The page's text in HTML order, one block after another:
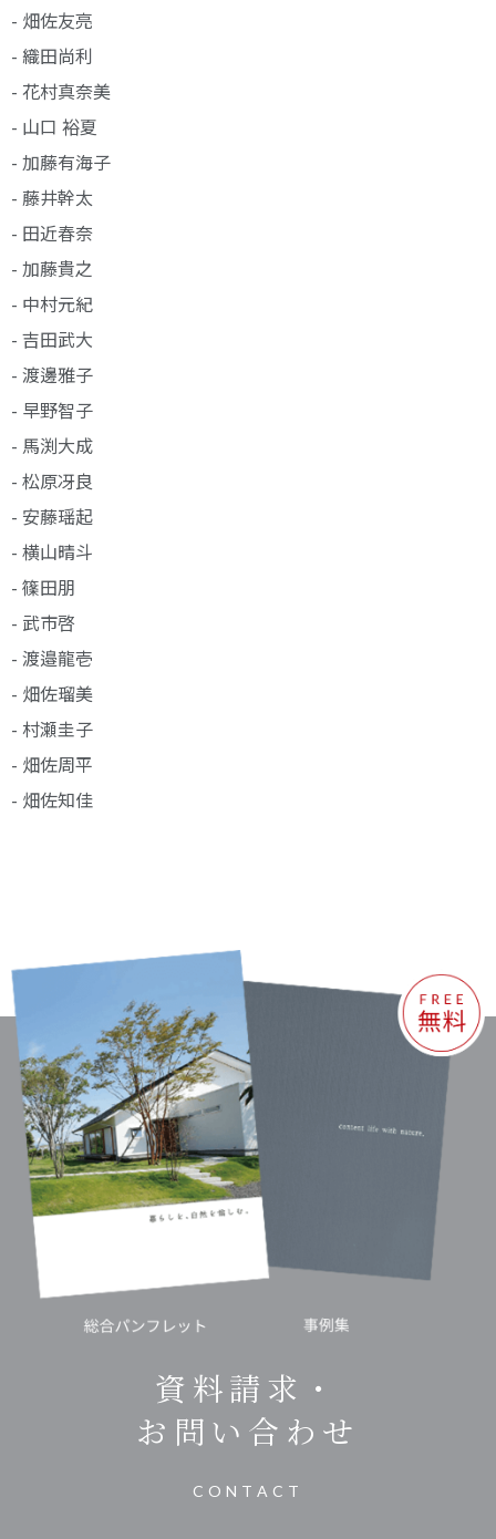
- 畑佐友亮
- 織田尚利
- 花村真奈美
- 山口 裕夏
- 加藤有海子
- 藤井幹太
- 田近春奈
- 加藤貴之
- 中村元紀
- 吉田武大
- 渡邊雅子
- 早野智子
- 馬渕大成
- 松原冴良
- 安藤瑶起
- 横山晴斗
- 篠田朋
- 武市啓
- 渡邉龍壱
- 畑佐瑠美
- 村瀬圭子
- 畑佐周平
- 畑佐知佳
資料請求・
お問い合わせ
CONTACT